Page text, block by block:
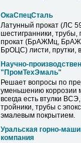
ОкаСпецСталь
Латунный прокат (ЛС
шестигранники, трубы,
прокат (БрАЖМц,
БрОЦС) листи, прутки,
Научно-
"ПромТехЭмаль"
Решает вопросы по
уменьшению коррозии
всегда есть втулки ВСЭ,
тройники, трубы с
эмалевым покрытием.
Уральская горно-
компания